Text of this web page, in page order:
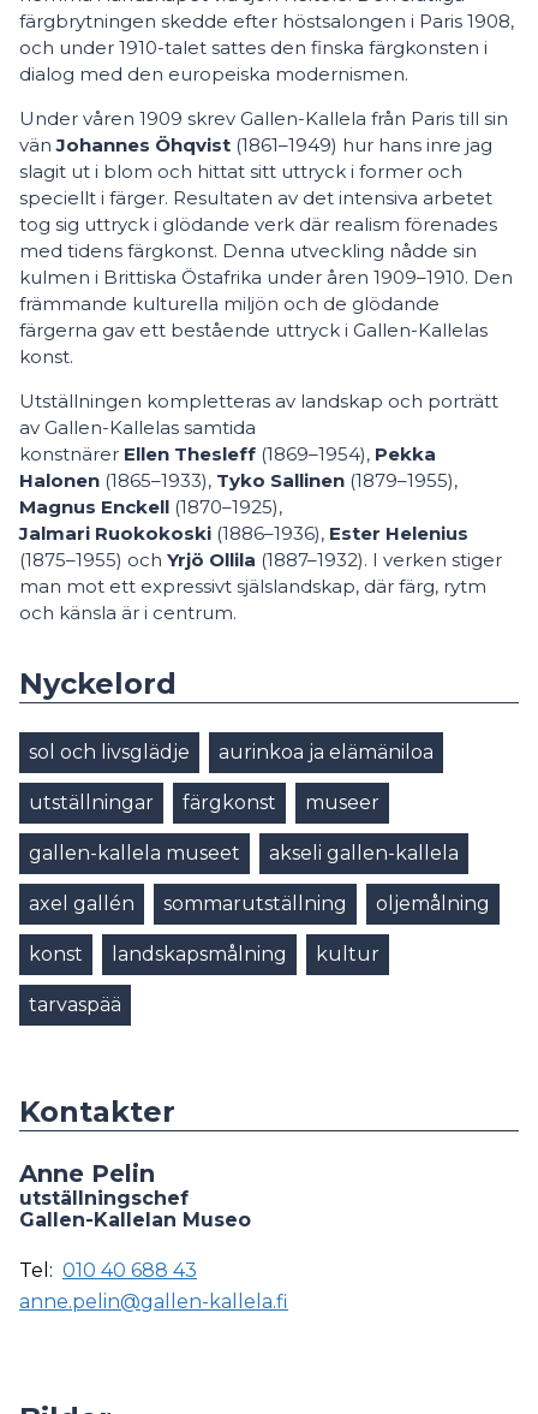
färgbrytningen skedde efter höstsalongen i Paris 1908,
och under 1910-talet sattes den finska färgkonsten i
dialog med den europeiska modernismen.
Under våren 1909 skrev Gallen-Kallela från Paris till sin
vänJohannes Öhqvist (1861–1949) hur hans inre jag
slagit ut i blom och hittat sitt uttryck i former och
speciellt i färger. Resultaten av det intensiva arbetet
tog sig uttryck i glödande verk där realism förenades
med tidens färgkonst. Denna utveckling nådde sin
kulmen i Brittiska Östafrika under åren 1909–1910. Den
främmande kulturella miljön och de glödande
färgerna gav ett bestående uttryck i Gallen-Kallelas
konst.
Utställningen kompletteras av landskap och porträtt
av Gallen-Kallelas samtida
konstnärer Ellen Thesleff (1869–1954), Pekka
Halonen (1865–1933), Tyko Sallinen (1879–1955),
Magnus Enckell (1870–1925),
Jalmari Ruokokoski (1886–1936), Ester Helenius
(1875–1955) och Yrjö Ollila (1887–1932). I verken stiger
man mot ett expressivt själslandskap, där färg, rytm
och känsla är i centrum.
Nyckelord
sol och livsglädje aurinkoa ja elämäniloa
utställningar färgkonst museer
gallen-kallela museet akseli gallen-kallela
axel gallén sommarutställning oljemålning
konst landskapsmålning kultur
tarvaspää
Kontakter
Anne Pelin
utställningschef
Gallen-Kallelan Museo
Tel: 010 40 688 43
anne.pelin@gallen-kallela.fi